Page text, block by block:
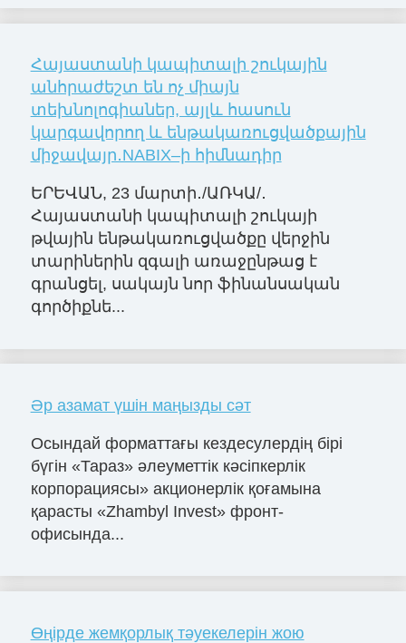
Հայաստանի կապիտալի շուկային
անհրաժեշտ են ոչ միայն
տեխնոլոգիաներ, այլև հասուն
կարգավորող և ենթակառուցվածքային
միջավայր․NABIX–ի հիմնադիր
ԵՐԵՎԱՆ, 23 մարտի․/ԱՌԿԱ/․
Հայաստանի կապիտալի շուկայի
թվային ենթակառուցվածքը վերջին
տարիներին զգալի առաջընթաց է
գրանցել, սակայն նոր ֆինանսական
գործիքնե...
Әр азамат үшін маңызды сәт
Осындай форматтағы кездесулердің бірі
бүгін «Тараз» әлеуметтік кәсіпкерлік
корпорациясы» акционерлік қоғамына
қарасты «Zhambyl Invest» фронт-
офисында...
Өңірде жемқорлық тәуекелерін жою